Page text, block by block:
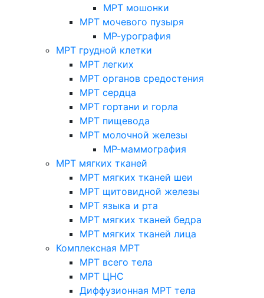
МРТ мошонки
МРТ мочевого пузыря
МР-урография
МРТ грудной клетки
МРТ легких
МРТ органов средостения
МРТ сердца
МРТ гортани и горла
МРТ пищевода
МРТ молочной железы
МР-маммография
МРТ мягких тканей
МРТ мягких тканей шеи
МРТ щитовидной железы
МРТ языка и рта
МРТ мягких тканей бедра
МРТ мягких тканей лица
Комплексная МРТ
МРТ всего тела
МРТ ЦНС
Диффузионная МРТ тела